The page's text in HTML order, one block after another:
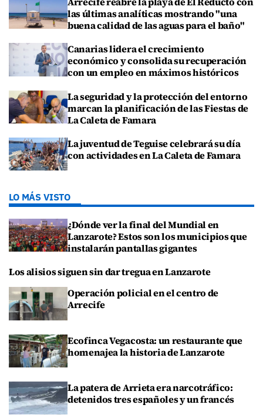
las últimas analíticas mostrando "una
buena calidad de las aguas para el baño"
Canarias lidera el crecimiento
económico y consolida su recuperación
con un empleo en máximos históricos
La seguridad y la protección del entorno
marcan la planificación de las Fiestas de
La Caleta de Famara
La juventud de Teguise celebrará su día
con actividades en La Caleta de Famara
LO MÁS VISTO
¿Dónde ver la final del Mundial en
Lanzarote? Estos son los municipios que
instalarán pantallas gigantes
Los alisios siguen sin dar tregua en Lanzarote
Operación policial en el centro de
Arrecife
Ecofinca Vegacosta: un restaurante que
homenajea la historia de Lanzarote
La patera de Arrieta era narcotráfico:
detenidos tres españoles y un francés